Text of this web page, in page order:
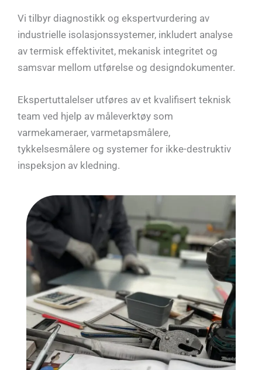
Vi tilbyr diagnostikk og ekspertvurdering av
industrielle isolasjonssystemer, inkludert analyse
av termisk effektivitet, mekanisk integritet og
samsvar mellom utførelse og designdokumenter.
Ekspertuttalelser utføres av et kvalifisert teknisk
team ved hjelp av måleverktøy som
varmekameraer, varmetapsmålere,
tykkelsesmålere og systemer for ikke-destruktiv
inspeksjon av kledning.